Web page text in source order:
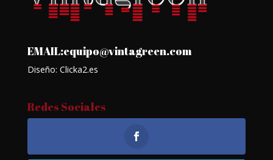
EMAIL:equipo@vintagreen.com
Diseño: Clicka2.es
Redes Sociales